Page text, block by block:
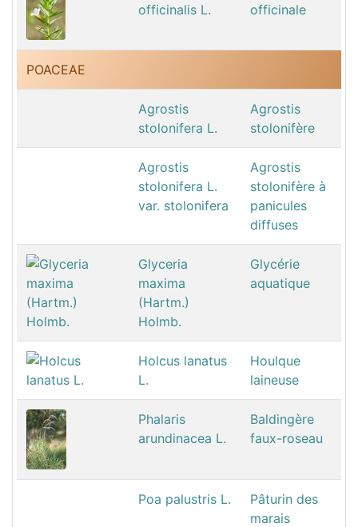
officinalis L.
officinale
POACEAE
Agrostis
stolonifera L.
Agrostis
stolonifère
Agrostis
stolonifera L.
var. stolonifera
Agrostis
stolonifère à
panicules
diffuses
Glyceria
maxima
(Hartm.)
Holmb.
Glycérie
aquatique
Holcus lanatus
L.
Houlque
laineuse
Phalaris
arundinacea L.
Baldingère
faux-roseau
Poa palustris L.
Pâturin des
marais